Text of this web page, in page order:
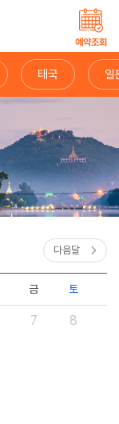
예약조회
태국 일
다음달
금
7
토
8